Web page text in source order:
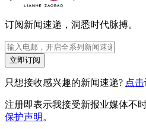
订阅新闻速递，洞悉时代脉搏。
立即订阅
只想接收感兴趣的新闻速递? 点击
注册即表示我接受新报业媒体不
保护声明。